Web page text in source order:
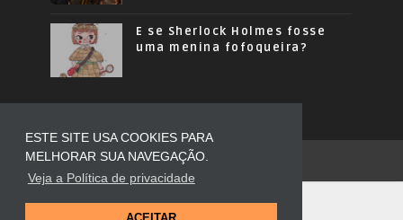
ESTE SITE USA COOKIES PARA
MELHORAR SUA NAVEGAÇÃO.
Veja a Política de privacidade
E se Sherlock Holmes fosse
uma menina fofoqueira?
COPYRIGHT ©2026